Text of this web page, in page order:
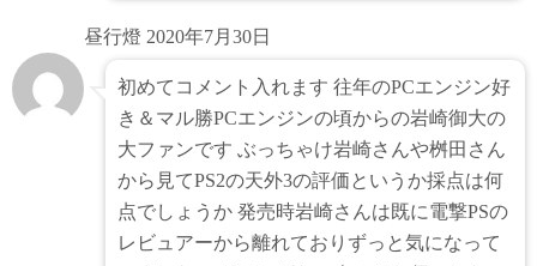
昼行燈 2020年7月30日
初めてコメント入れます 往年のPCエンジン好
き＆マル勝PCエンジンの頃からの岩崎御大の
大ファンです ぶっちゃけ岩崎さんや桝田さん
から見てPS2の天外3の評価というか採点は何
点でしょうか 発売時岩崎さんは既に電撃PSの
レビュアーから離れておりずっと気になって